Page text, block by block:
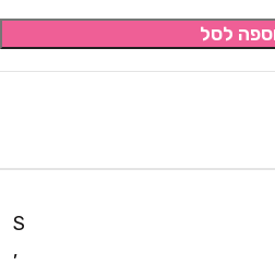
לסל
S
,